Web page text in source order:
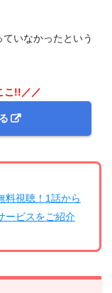
いなかったという
こ!!／／
料視聴！1話から
ービスをご紹介